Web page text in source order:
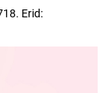
Erid: